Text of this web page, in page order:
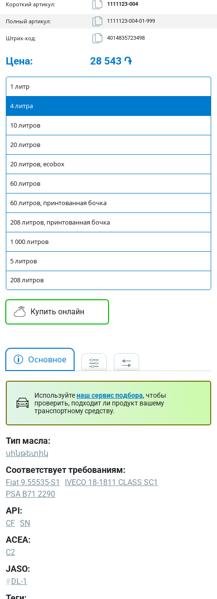
Короткий артикул: 1111123-004
Полный артикул: 1111123-004-01-999
Штрих-код: 4014835723498
Цена: 28 543 ֏
1 литр
4 литра
10 литров
20 литров
20 литров, ecobox
60 литров
60 литров, принтованная бочка
208 литров, принтованная бочка
1 000 литров
5 литров
208 литров
Купить онлайн
Основное
Используйтенаш сервис подбора, чтобы
проверить, подходит ли продукт вашему
транспортному средству.
Тип масла:
սինթետիկ
Соответствует требованиям:
Fiat 9.55535-S1
IVECO 18-1811 CLASS SC1
PSA B71 2290
API:
CF SN
ACEA:
C2
JASO:
#DL-1